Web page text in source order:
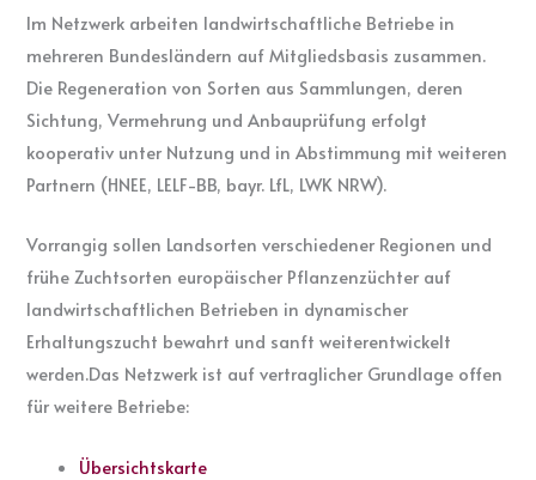
Im Netzwerk arbeiten landwirtschaftliche Betriebe in
mehreren Bundesländern auf Mitgliedsbasis zusammen.
Die Regeneration von Sorten aus Sammlungen, deren
Sichtung, Vermehrung und Anbauprüfung erfolgt
kooperativ unter Nutzung und in Abstimmung mit weiteren
Partnern (HNEE, LELF-BB, bayr. LfL, LWK NRW).
Vorrangig sollen Landsorten verschiedener Regionen und
frühe Zuchtsorten europäischer Pflanzenzüchter auf
landwirtschaftlichen Betrieben in dynamischer
Erhaltungszucht bewahrt und sanft weiterentwickelt
werden.Das Netzwerk ist auf vertraglicher Grundlage offen
für weitere Betriebe:
Übersichtskarte